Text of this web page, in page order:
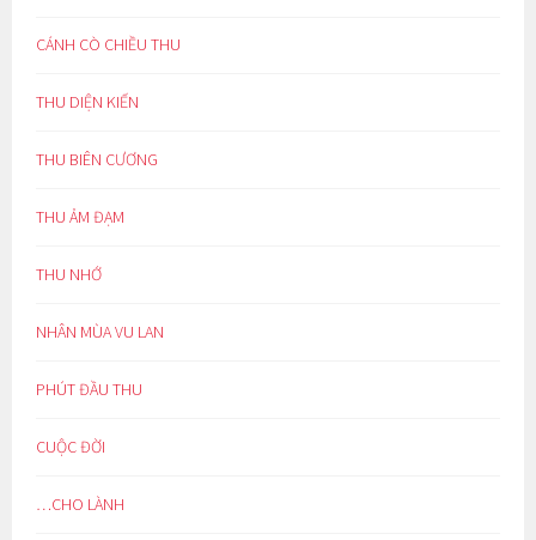
CÁNH CÒ CHIỀU THU
THU DIỆN KIẾN
THU BIÊN CƯƠNG
THU ẢM ĐẠM
THU NHỚ
NHÂN MÙA VU LAN
PHÚT ĐẦU THU
CUỘC ĐỜI
…CHO LÀNH